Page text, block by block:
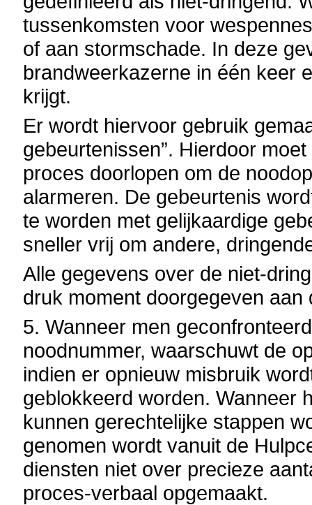
tussenkomsten voor
of aan stormschade. In deze
brandweerkazerne in één keer
krijgt.
Er wordt hiervoor gebruik
gebeurtenissen”. Hierdoor
proces doorlopen om de
alarmeren. De gebeurtenis
te worden met gelijkaardige
sneller vrij om andere,
Alle gegevens over de niet-
druk moment doorgegeven
5. Wanneer men
noodnummer, waarschuwt de
indien er opnieuw misbruik
geblokkeerd worden. Wanneer
kunnen gerechtelijke stappen
genomen wordt vanuit de
diensten niet over precieze
proces-verbaal opgemaakt.